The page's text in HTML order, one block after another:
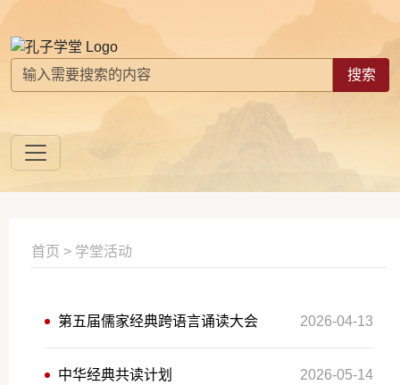
搜索
首页 > 学堂活动
第五届儒家经典跨语言诵读大会 2026-04-13
中华经典共读计划 2026-05-14